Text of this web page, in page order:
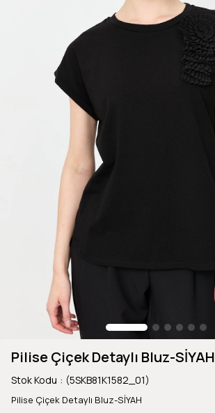
Pilise Çiçek Detaylı Bluz-SİYAH
Stok Kodu (5SKB81K1582_01)
Pilise Çiçek Detaylı Bluz-SİYAH